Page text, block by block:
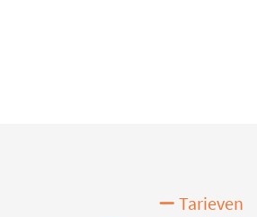
Tarieven